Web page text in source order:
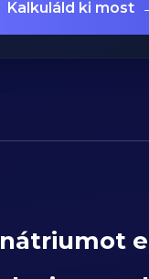
Kalkuláld ki most